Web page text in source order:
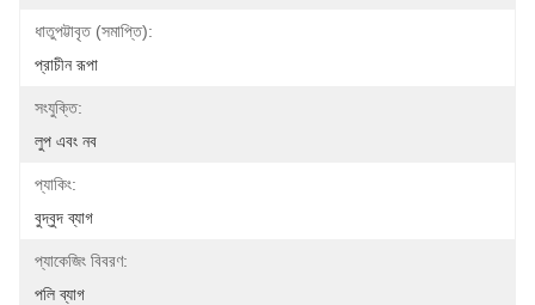
ধাতুপট্টাবৃত (সমাপ্তি):
প্রাচীন রূপা
সংযুক্তি:
লুপ এবং নব
প্যাকিং:
বুদ্বুদ ব্যাগ
প্যাকেজিং বিবরণ:
পলি ব্যাগ